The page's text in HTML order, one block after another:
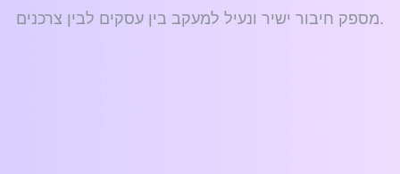
מספק חיבור ישיר ונעיל למעקב בין עסקים לבין צרכנים.